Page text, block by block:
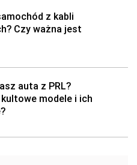
z kabli
Czy ważna jest
auta z PRL?
modele i ich